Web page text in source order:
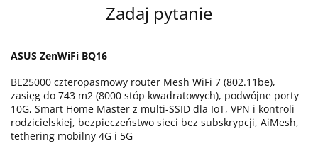
Zadaj pytanie
ASUS ZenWiFi BQ16
BE25000 czteropasmowy router Mesh WiFi 7 (802.11be),
zasięg do 743 m2 (8000 stóp kwadratowych), podwójne porty
10G, Smart Home Master z multi-SSID dla IoT, VPN i kontroli
rodzicielskiej, bezpieczeństwo sieci bez subskrypcji, AiMesh,
tethering mobilny 4G i 5G